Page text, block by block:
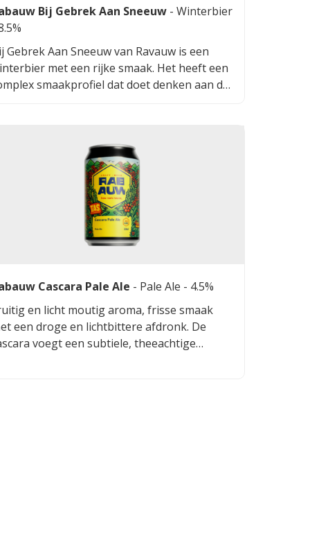
Bij Gebrek Aan Sneeuw - Winterbier
Gebrek Aan Sneeuw van Ravauw is een
met een rijke smaak. Het heeft een
smaakprofiel dat doet denken aan de
Cascara Pale Ale - Pale Ale - 4.5%
en licht moutig aroma, frisse smaak
een droge en lichtbittere afdronk. De
voegt een subtiele, theeachtige